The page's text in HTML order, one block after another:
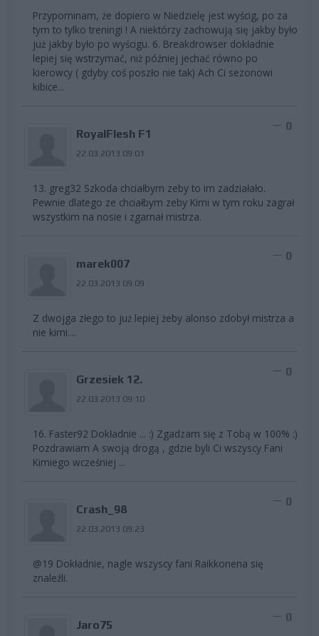
Przypominam, że dopiero w Niedzielę jest wyścig, po za
tym to tylko treningi ! A niektórzy zachowują się jakby było
już jakby było po wyścigu. 6. Breakdrowser dokładnie
lepiej się wstrzymać, niż później jechać równo po
kierowcy ( gdyby coś poszło nie tak) Ach Ci sezonowi
kibice...
RoyalFlesh F1
22.03.2013 09:01
0
13. greg32 Szkoda chciałbym zeby to im zadziałało.
Pewnie dlatego ze chciałbym zeby Kimi w tym roku zagrał
wszystkim na nosie i zgarnał mistrza.
marek007
22.03.2013 09:09
0
Z dwojga złego to już lepiej żeby alonso zdobył mistrza a
nie kimi....
Grzesiek 12.
22.03.2013 09:10
0
16. Faster92 Dokładnie ... :) Zgadzam się z Tobą w 100% :)
Pozdrawiam A swoją drogą , gdzie byli Ci wszyscy Fani
Kimiego wcześniej ...
Crash_98
22.03.2013 09:23
0
@19 Dokładnie, nagle wszyscy fani Raikkonena się
znaleźli.
Jaro75
0